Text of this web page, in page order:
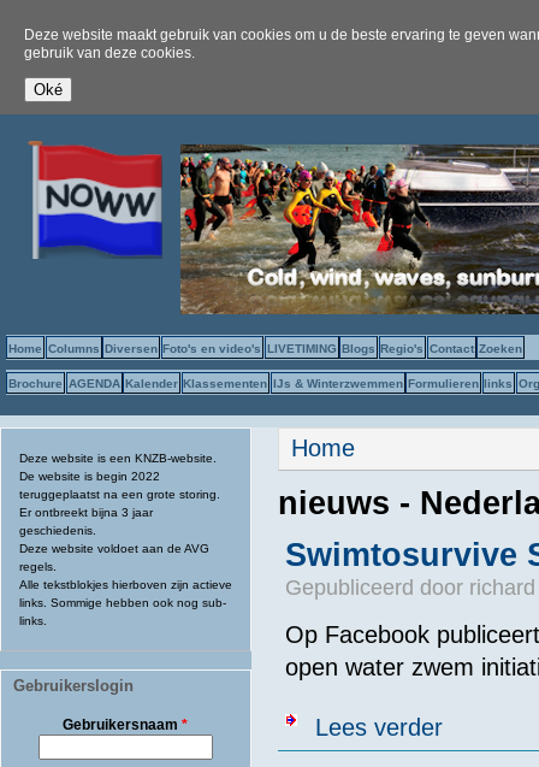
Deze website maakt gebruik van cookies om u de beste ervaring te geven
gebruik van deze cookies.
Home Columns Diversen Foto's en video's LIVETIMING Blogs Regio's Contact Zoeken
Brochure AGENDA Kalender Klassementen IJs & Winterzwemmen Formulieren links
Deze website is een KNZB-website.
De website is begin 2022
teruggeplaatst na een grote storing.
Er ontbreekt bijna 3 jaar
geschiedenis.
Deze website voldoet aan de AVG
regels.
Alle tekstblokjes hierboven zijn actieve
links. Sommige hebben ook nog sub-
links.
Gebruikerslogin
Gebruikersnaam*
U bent hier
Home
nieuws -
Swimtosurvive
Gepubliceerd door
Op Facebook
open water zwem
Lees verderover